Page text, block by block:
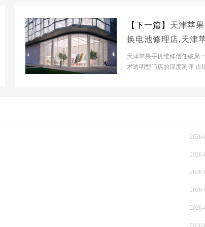
【下一篇】 天津苹
换电池修理店,天津
手机换电池维修上门
务
天津苹果手机维修信任破局
术透明型门店的深度测评 市
2026-
2026-
2026-
2026-
2026-
2026-